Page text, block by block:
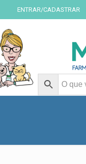
ENTRAR/CADASTRAR